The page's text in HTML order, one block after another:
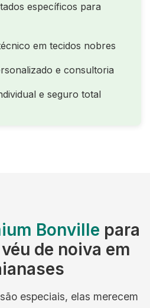
específicos para
em tecidos nobres
e consultoria
e seguro total
Bonville para
de noiva em
especiais, elas merecem